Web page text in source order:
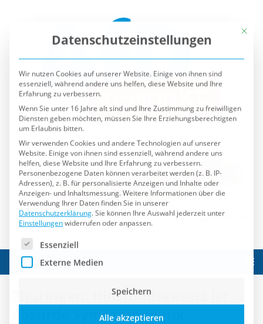
Thüringen: Hilfsfondsgesetz ist
absurde Symptompolitik
Wir nutzen Cookies auf unserer Website. Einige von ihnen sind
essenziell, während andere uns helfen, diese Website und Ihre
Erfahrung zu verbessern.
Wenn Sie unter 16 Jahre alt sind und Ihre Zustimmung zu freiwilligen
Diensten geben möchten, müssen Sie Ihre Erziehungsberechtigten
um Erlaubnis bitten.
Wir verwenden Cookies und andere Technologien auf unserer
Website. Einige von ihnen sind essenziell, während andere uns
helfen, diese Website und Ihre Erfahrung zu verbessern.
Personenbezogene Daten können verarbeitet werden (z. B. IP-
Adressen), z. B. für personalisierte Anzeigen und Inhalte oder
Anzeigen- und Inhaltsmessung.Weitere Informationen über die
Verwendung Ihrer Daten finden Sie in unserer
Datenschutzerklärung. Sie können Ihre Auswahl jederzeit unter
Einstellungenwiderrufen oder anpassen.
Es folgt eine Liste der Service-Gruppen, für die eine
Externe Medien
Alle akzeptieren